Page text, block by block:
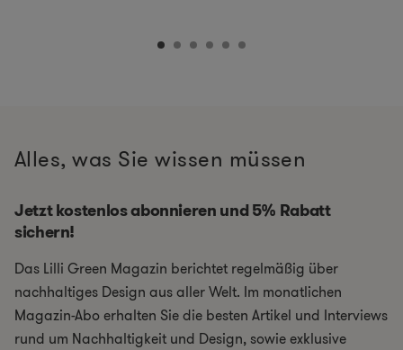
Alles, was Sie wissen müssen
Jetzt kostenlos abonnieren und 5% Rabatt
sichern!
Das Lilli Green Magazin berichtet regelmäßig über
nachhaltiges Design aus aller Welt. Im monatlichen
Magazin-Abo erhalten Sie die besten Artikel und Interviews
rund um Nachhaltigkeit und Design, sowie exklusive